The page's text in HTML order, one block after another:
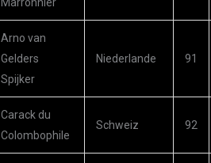
Marronnier
Arno van
Gelders
Spijker
Niederlande 91
Carack du
Colombophile
Schweiz 92